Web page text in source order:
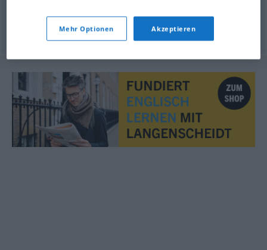
© OpenThesaurus.de
Mehr Optionen Akzeptieren